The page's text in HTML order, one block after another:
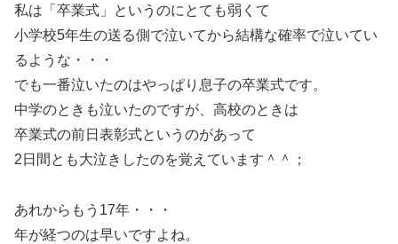
私は「卒業式」というのにとても弱くて
小学校5年生の送る側で泣いてから結構な確率で泣いてい
るような・・・
でも一番泣いたのはやっぱり息子の卒業式です。
中学のときも泣いたのですが、高校のときは
卒業式の前日表彰式というのがあって
2日間とも大泣きしたのを覚えています＾＾；
あれからもう17年・・・
年が経つのは早いですよね。